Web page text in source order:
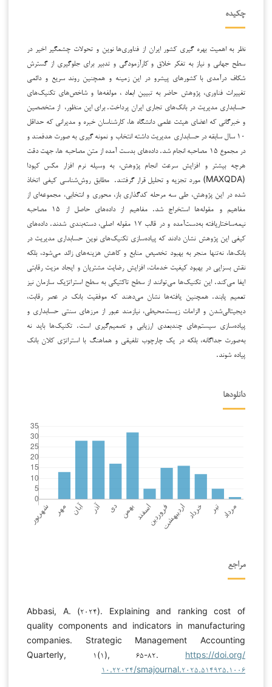
چکیده
نظر به اهمیت بهره گیری کشور ایران از فناوری‌ها نوین و تحولات چشمگیر اخیر در
سطح جهانی و نیاز به تفكر خلاق و كارآزمودگی و تدبیر برای جلوگیری از گسترش
شكاف درآمدی با کشورهای پیشرو در این زمینه و همچنین روند سریع و دائمی
تغییرات فناوری، پژوهش حاضر به تبیین ابعاد ، مولفه‌ها و شاخص‌های تکنیک‌های
حسابداری مدیریت در بانک‌های تجاری ایران پرداخت. برای این منظور، از متخصصین
و خبرگانی که اعضای هیئت علمی دانشگاه ها، کارشناسان خبره و مدیرانی که حداقل
۱۰ سال سابقه در حسابداری مدیریت داشته انتخاب و نمونه گیری به صورت هدفمند و
در مجموع ۱۵ مصاحبه انجام شد. داده‌های بدست آمده از متن مصاحبه ها، جهت دقت
هرچه بیشتر
و افزایش سرعت انجام پژوهش، به وسیله نرم افزار مکس
کیودا
(MAXQDA)
مورد تجزیه و تحلیل قرار گرفتند. مطابق روش‌شناسی کیفی اتخاذ
شده در این پژوهش، طی سه مرحله کدگذاری باز، محوری و انتخابی، مجموعه‌ای از
مفاهیم و مقوله‌ها استخراج شد. مفاهیم از داده‌های حاصل از ۱۵ مصاحبه
نیمه‌ساختاریافته به‌دست‌آمده و در قالب ۱۷ مقوله اصلی، دسته‌بندی شدند. داده‌های
کیفی این پژوهش نشان دادند که پیاده‌سازی تکنیک‌های نوین حسابداری مدیریت در
بانک‌ها، نه‌تنها منجر به بهبود تخصیص منابع و کاهش هزینه‌های زائد می‌شود، بلکه
نقش بسزایی در بهبود کیفیت خدمات، افزایش رضایت مشتریان و ایجاد مزیت رقابتی
ایفا می‌کند. این تکنیک‌ها می‌توانند از سطح تاکتیکی به سطح استراتژیک سازمان نیز
تعمیم یابند. همچنین یافته‌ها نشان می‌دهند که موفقیت بانک در عصر رقابت،
دیجیتالی‌شدن و الزامات زیست‌محیطی، نیازمند عبور از مرزهای سنتی حسابداری و
پیاده‌سازی سیستم‌های چندبعدی ارزیابی و تصمیم‌گیری است. تکنیک‌ها باید نه
به‌صورت جداگانه، بلکه در یک چارچوب تلفیقی و هماهنگ با استراتژی کلان بانک
پیاده شوند.
دانلودها
مراجع
Abbasi, A. (۲۰۲۴). Explaining and ranking cost of
quality components and indicators in manufacturing
companies. Strategic Management Accounting
Quarterly, ۱(۱), ۶۵-۸۲. https://doi.org/
۱۰.۲۲۰۳۴/smajournal.۲۰۲۵.۵۱۴۹۳۵.۱۰۰۶